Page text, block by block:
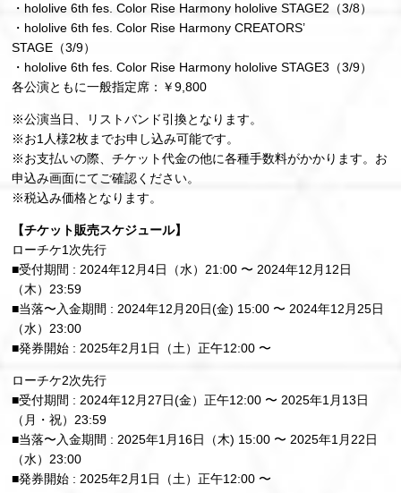
・hololive 6th fes. Color Rise Harmony hololive STAGE2（3/8）
・hololive 6th fes. Color Rise Harmony CREATORS’
STAGE（3/9）
・hololive 6th fes. Color Rise Harmony hololive STAGE3（3/9）
各公演ともに一般指定席：￥9,800
※公演当日、リストバンド引換となります。
※お1人様2枚までお申し込み可能です。
※お支払いの際、チケット代金の他に各種手数料がかかります。お
申込み画面にてご確認ください。
※税込み価格となります。
【チケット販売スケジュール】
ローチケ1次先行
■受付期間 : 2024年12月4日（水）21:00 〜 2024年12月12日
（木）23:59
■当落〜入金期間 : 2024年12月20日(金) 15:00 〜 2024年12月25日
（水）23:00
■発券開始 : 2025年2月1日（土）正午12:00 〜
ローチケ2次先行
■受付期間 : 2024年12月27日(金）正午12:00 〜 2025年1月13日
（月・祝）23:59
■当落〜入金期間 : 2025年1月16日（木) 15:00 〜 2025年1月22日
（水）23:00
■発券開始 : 2025年2月1日（土）正午12:00 〜